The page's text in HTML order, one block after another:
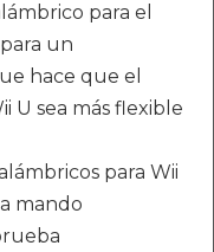
para el
un
hace que el
U sea más flexible
para Wii
mando